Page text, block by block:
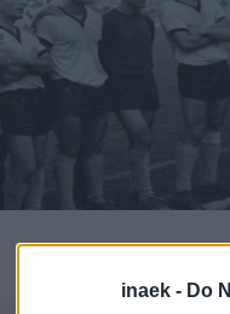
inaek - Do